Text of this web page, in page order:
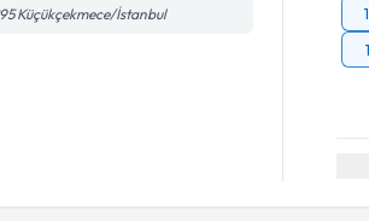
Küçükçekmece/İstanbul